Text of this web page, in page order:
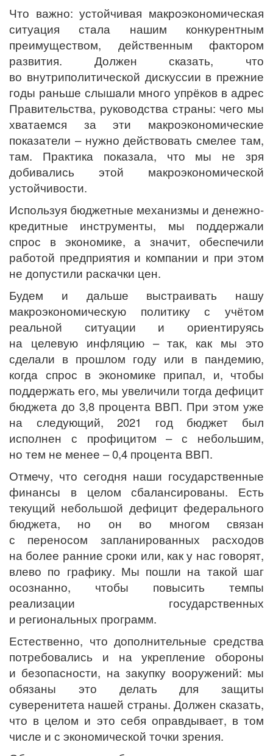
Что важно: устойчивая макроэкономическая
ситуация стала нашим конкурентным
преимуществом, действенным фактором
развития. Должен сказать, что
во внутриполитической дискуссии в прежние
годы раньше слышали много упрёков в адрес
Правительства, руководства страны: чего мы
хватаемся за эти макроэкономические
показатели – нужно действовать смелее там,
там. Практика показала, что мы не зря
добивались этой макроэкономической
устойчивости.
Используя бюджетные механизмы и денежно-
кредитные инструменты, мы поддержали
спрос в экономике, а значит, обеспечили
работой предприятия и компании и при этом
не допустили раскачки цен.
Будем и дальше выстраивать нашу
макроэкономическую политику с учётом
реальной ситуации и ориентируясь
на целевую инфляцию – так, как мы это
сделали в прошлом году или в пандемию,
когда спрос в экономике припал, и, чтобы
поддержать его, мы увеличили тогда дефицит
бюджета до 3,8 процента ВВП. При этом уже
на следующий, 2021 год бюджет был
исполнен с профицитом – с небольшим,
но тем не менее – 0,4 процента ВВП.
Отмечу, что сегодня наши государственные
финансы в целом сбалансированы. Есть
текущий небольшой дефицит федерального
бюджета, но он во многом связан
с переносом запланированных расходов
на более ранние сроки или, как у нас говорят,
влево по графику. Мы пошли на такой шаг
осознанно, чтобы повысить темпы
реализации государственных
и региональных программ.
Естественно, что дополнительные средства
потребовались и на укрепление обороны
и безопасности, на закупку вооружений: мы
обязаны это делать для защиты
суверенитета нашей страны. Должен сказать,
что в целом и это себя оправдывает, в том
числе и с экономической точки зрения.